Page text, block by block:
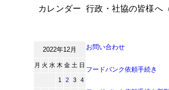
カレンダー
2022年12月
月 火 水 木 金 土 日
1 2 3 4
行政・社協の皆様へ
お問い合わせ
フードバンク依頼手続き